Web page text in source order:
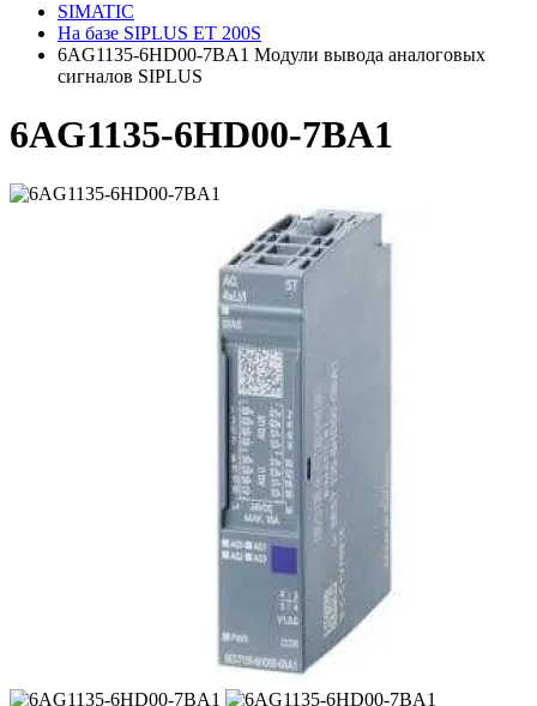
SIMATIC
На базе SIPLUS ET 200S
6AG1135-6HD00-7BA1 Модули вывода аналоговых
сигналов SIPLUS
6AG1135-6HD00-7BA1